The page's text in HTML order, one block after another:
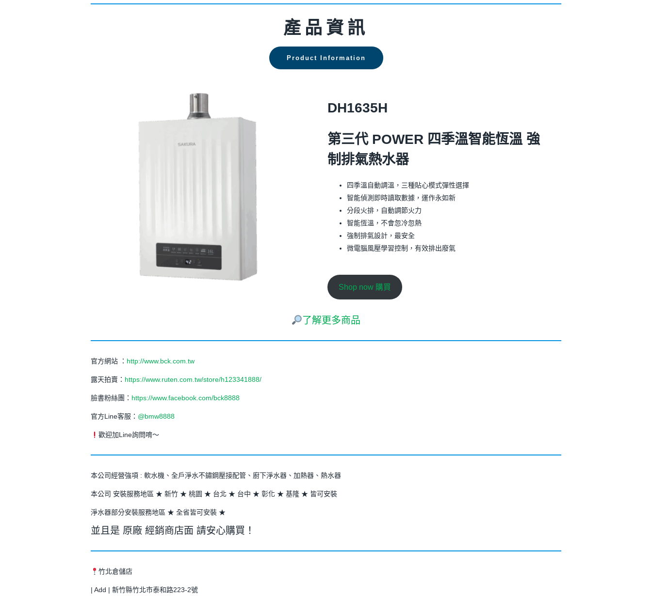
產品資訊
Product Information
DH1635H
第三代 POWER 四季溫智能恆溫 強
制排氣熱水器
四季溫自動調溫，三種貼心模式彈性選擇
智能偵測即時讀取數據，運作永如新
分段火排，自動調節火力
智能恆溫，不會忽冷忽熱
強制排氣設計，最安全
微電腦風壓學習控制，有效排出廢氣
Shop now 購買
了解更多商品
官方網站 ： http://www.bck.com.tw
露天拍賣： https://www.ruten.com.tw/store/h123341888/
臉書粉絲團： https://www.facebook.com/bck8888
官方Line客服： @bmw8888
歡迎加Line詢問唷～
本公司經營強項 : 軟水機、全戶淨水不鏽鋼壓接配管、廚下淨水器、加熱器、熱水器
本公司 安裝服務地區 ★ 新竹 ★ 桃園 ★ 台北 ★ 台中 ★ 彰化 ★ 基隆 ★ 皆可安裝
淨水器部分安裝服務地區 ★ 全省皆可安裝 ★
並且是 原廠 經銷商店面 請安心購買！
竹北倉儲店
| Add | 新竹縣竹北市泰和路223-2號